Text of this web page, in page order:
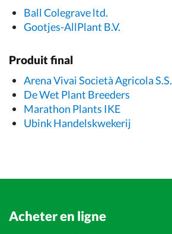
Ball Colegrave ltd.
Gootjes-AllPlant B.V.
Produit final
Arena Vivai Società Agricola S.S.
De Wet Plant Breeders
Marathon Plants IKE
Ubink Handelskwekerij
Acheter en ligne